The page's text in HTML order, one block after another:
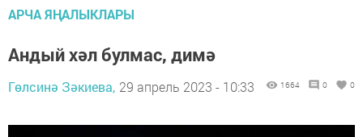
АРЧА ЯҢАЛЫКЛАРЫ
Андый хәл булмас, димә
Гөлсинә Зәкиева, 29 апрель 2023 - 10:33 1664 0 0